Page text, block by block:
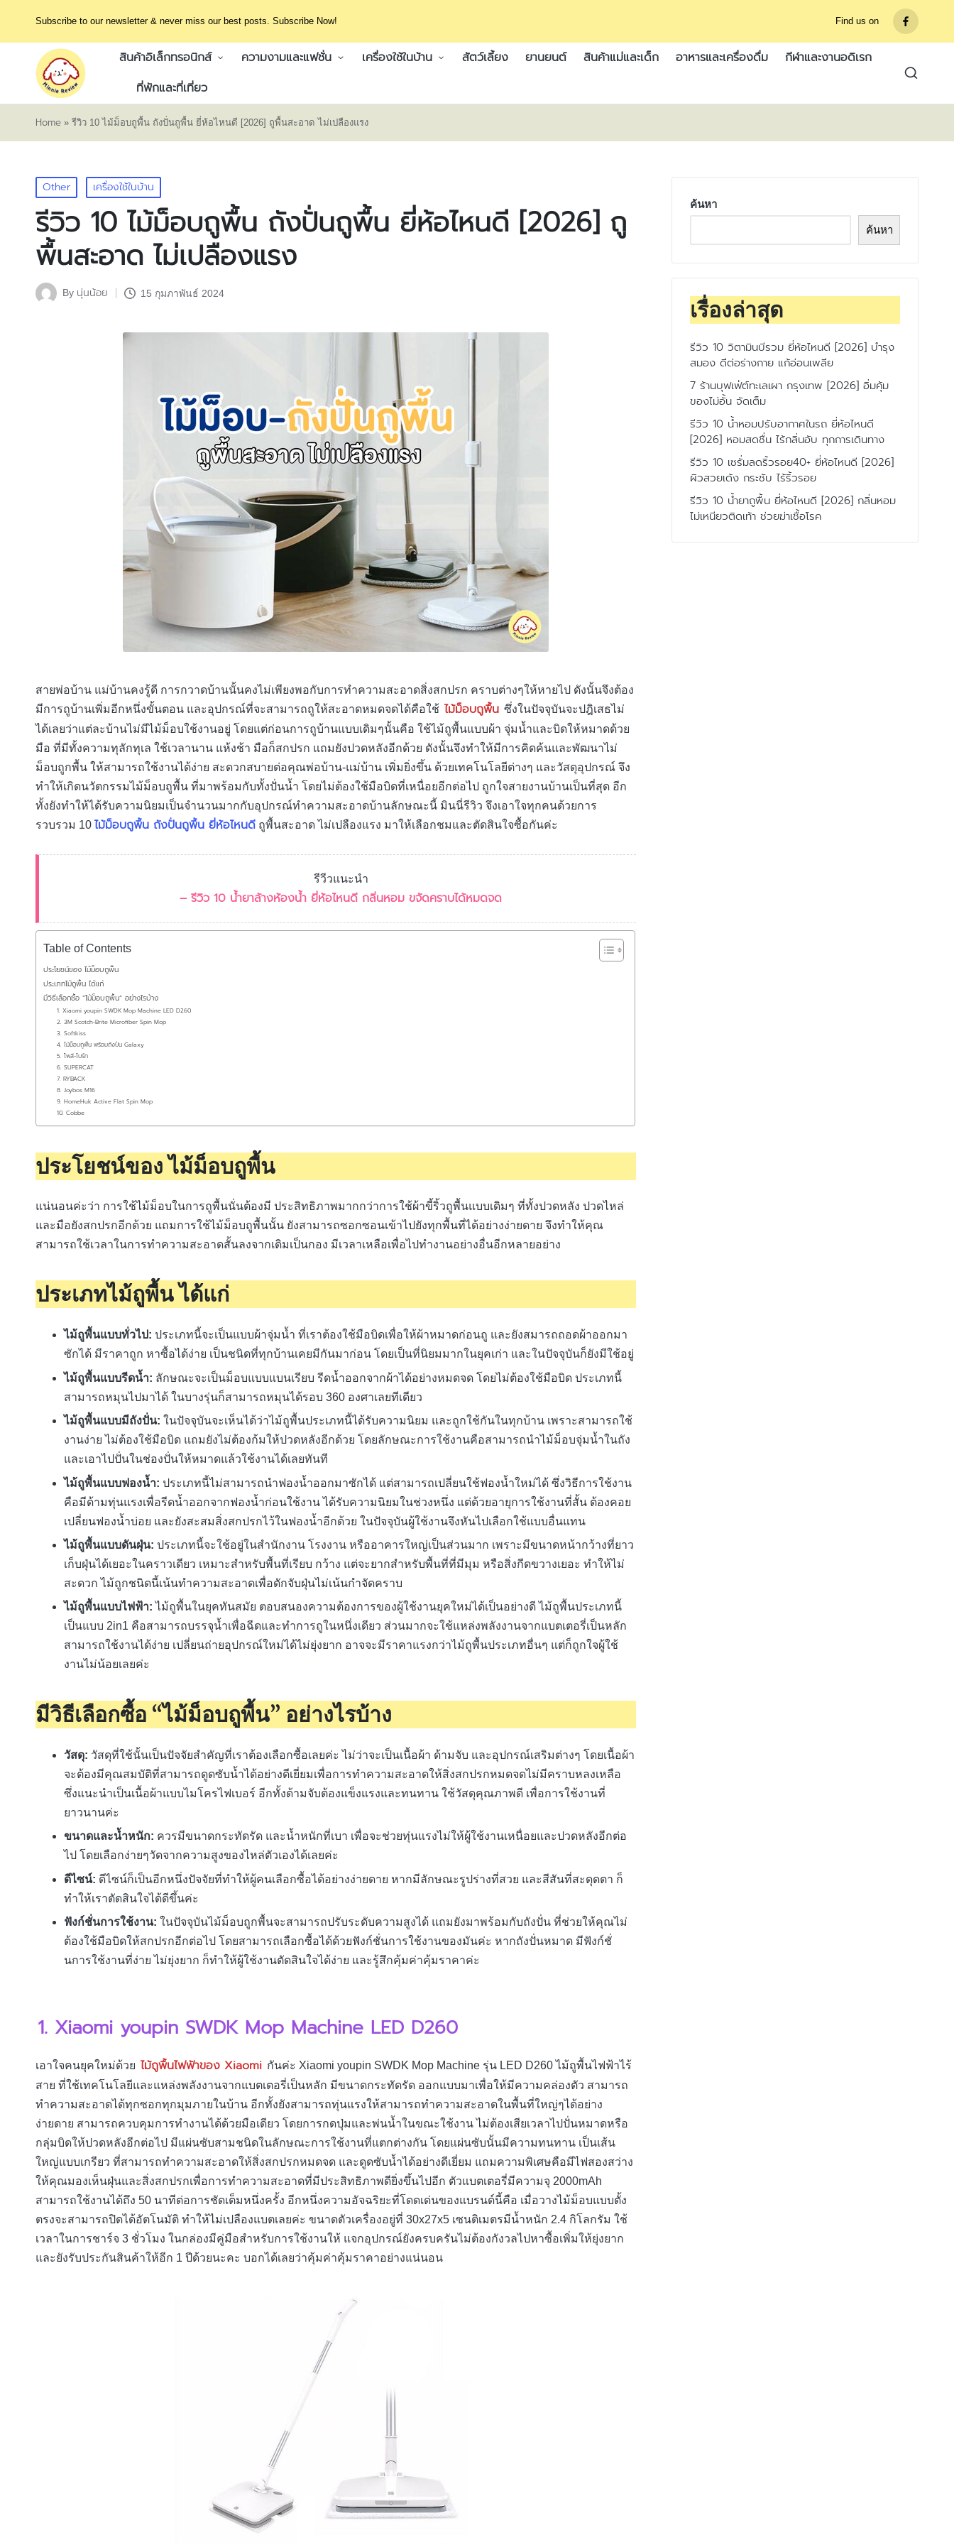
Subscribe to our newsletter & never miss our best posts. Subscribe Now! Find us on
รายการ
เมนู
สินค้าอิเล็กทรอนิกส์ ความงามและแฟชั่น เครื่องใช้ในบ้าน สัตว์เลี้ยง ยานยนต์ สินค้าแม่และเด็ก อาหารและเครื่องดื่ม
กีฬาและงานอดิเรก
ที่พักและที่เที่ยว
Home » รีวิว 10 ไม้ม็อบถูพื้น ถังปั่นถูพื้น ยี่ห้อไหนดี [2026] ถูพื้นสะอาด ไม่เปลืองแรง
Posted
in
Other เครื่องใช้ในบ้าน
รีวิว 10 ไม้ม็อบถูพื้น ถังปั่นถูพื้น ยี่ห้อไหนดี [2026] ถู
พื้นสะอาด ไม่เปลืองแรง
Posted
By นุ่นน้อย 15 กุมภาพันธ์ 2024
สายพ่อบ้าน แม่บ้านคงรู้ดี การกวาดบ้านนั้นคงไม่เพียงพอกับการทำความสะอาดสิ่งสกปรก คราบต่างๆให้หายไป ดังนั้นจึงต้อง
มีการถูบ้านเพิ่มอีกหนึ่งขั้นตอน และอุปกรณ์ที่จะสามารถถูให้สะอาดหมดจดได้คือใช้ ไม้ม็อบถูพื้น ซึ่งในปัจจุบันจะปฎิเสธไม่
ได้เลยว่าแต่ละบ้านไม่มีไม้ม็อบใช้งานอยู่ โดยแต่ก่อนการถูบ้านแบบเดิมๆนั้นคือ ใช้ไม้ถูพื้นแบบผ้า จุ่มน้ำและบิดให้หมาดด้วย
มือ ที่มีทั้งความทุลักทุเล ใช้เวลานาน แห้งช้า มือก็สกปรก แถมยังปวดหลังอีกด้วย ดังนั้นจึงทำให้มีการคิดค้นและพัฒนาไม่
ม็อบถูกพื้น ให้สามารถใช้งานได้ง่าย สะดวกสบายต่อคุณพ่อบ้าน-แม่บ้าน เพิ่มยิ่งขึ้น ด้วยเทคโนโลยีต่างๆ และวัสดุอุปกรณ์ จึง
ทำให้เกิดนวัตกรรมไม้ม็อบถูพื้น ที่มาพร้อมกับทั้งปั่นน้ำ โดยไม่ต้องใช้มือบิดที่เหนื่อยอีกต่อไป ถูกใจสายงานบ้านเป็นที่สุด อีก
ทั้งยังทำให้ได้รับความนิยมเป็นจำนวนมากกับอุปกรณ์ทำความสะอาดบ้านลักษณะนี้ มินนี่รีวิว จึงเอาใจทุกคนด้วยการ
รวบรวม 10 ไม้ม็อบถูพื้น ถังปั่นถูพื้น ยี่ห้อไหนดี ถูพื้นสะอาด ไม่เปลืองแรง มาให้เลือกชมและตัดสินใจซื้อกันค่ะ
รีวีวแนะนำ
– รีวิว 10 น้ำยาล้างห้องน้ำ ยี่ห้อไหนดี กลิ่นหอม ขจัดคราบได้หมดจด
Table of Contents
ประโยชน์ของ ไม้ม็อบถูพื้น
ประเภทไม้ถูพื้น ได้แก่
มีวิธีเลือกซื้อ “ไม้ม็อบถูพื้น” อย่างไรบ้าง
1. Xiaomi youpin SWDK Mop Machine LED D260
2. 3M Scotch-Brite Microfiber Spin Mop
3. Softkiss
4. ไม้ม็อบถูพื้น พร้อมถังปั่น Galaxy
5. โพลี-ไบร์ท
6. SUPERCAT
7. RYBACK
8. Joybos M16
9. HomeHuk Active Flat Spin Mop
10. Cobbe
ประโยชน์ของ ไม้ม็อบถูพื้น
แน่นอนค่ะว่า การใช้ไม้ม็อบในการถูพื้นนั่นต้องมี ประสิทธิภาพมากกว่าการใช้ผ้าขี้ริ้วถูพื้นแบบเดิมๆ ที่ทั้งปวดหลัง ปวดไหล่
และมือยังสกปรกอีกด้วย แถมการใช้ไม้ม็อบถูพื้นนั้น ยังสามารถซอกซอนเข้าไปยังทุกพื้นที่ได้อย่างง่ายดาย จึงทำให้คุณ
สามารถใช้เวลาในการทำความสะอาดสั้นลงจากเดิมเป็นกอง มีเวลาเหลือเพื่อไปทำงานอย่างอื่นอีกหลายอย่าง
ประเภทไม้ถูพื้น ได้แก่
ไม้ถูพื้นแบบทั่วไป: ประเภทนี้จะเป็นแบบผ้าจุ่มน้ำ ที่เราต้องใช้มือบิดเพื่อให้ผ้าหมาดก่อนถู และยังสมารถถอดผ้าออกมา
ซักได้ มีราคาถูก หาซื้อได้ง่าย เป็นชนิดที่ทุกบ้านเคยมีกันมาก่อน โดยเป็นที่นิยมมากในยุคเก่า และในปัจจุบันก็ยังมีใช้อยู่
ไม้ถูพื้นแบบรีดน้ำ: ลักษณะจะเป็นม็อบแบบแบนเรียบ รีดน้ำออกจากผ้าได้อย่างหมดจด โดยไม่ต้องใช้มือบิด ประเภทนี้
สามารถหมุนไปมาได้ ในบางรุ่นก็สามารถหมุนได้รอบ 360 องศาเลยทีเดียว
ไม้ถูพื้นแบบมีถังปั่น: ในปัจจุบันจะเห็นได้ว่าไม้ถูพื้นประเภทนี้ได้รับความนิยม และถูกใช้กันในทุกบ้าน เพราะสามารถใช้
งานง่าย ไม่ต้องใช้มือบิด แถมยังไม่ต้องก้มให้ปวดหลังอีกด้วย โดยลักษณะการใช้งานคือสามารถนำไม้ม็อบจุ่มน้ำในถัง
และเอาไปปั่นในช่องปั่นให้หมาดแล้วใช้งานได้เลยทันที
ไม้ถูพื้นแบบฟองน้ำ: ประเภทนี้ไม่สามารถนำฟองน้ำออกมาซักได้ แต่สามารถเปลี่ยนใช้ฟองน้ำใหม่ได้ ซึ่งวิธีการใช้งาน
คือมีด้ามทุ่นแรงเพื่อรีดน้ำออกจากฟองน้ำก่อนใช้งาน ได้รับความนิยมในช่วงหนึ่ง แต่ด้วยอายุการใช้งานที่สั้น ต้องคอย
เปลี่ยนฟองน้ำบ่อย และยังสะสมสิ่งสกปรกไว้ในฟองน้ำอีกด้วย ในปัจจุบันผู้ใช้งานจึงหันไปเลือกใช้แบบอื่นแทน
ไม้ถูพื้นแบบดันฝุ่น: ประเภทนี้จะใช้อยู่ในสำนักงาน โรงงาน หรืออาคารใหญ่เป็นส่วนมาก เพราะมีขนาดหน้ากว้างที่ยาว
เก็บฝุ่นได้เยอะในคราวเดียว เหมาะสำหรับพื้นที่เรียบ กว้าง แต่จะยากสำหรับพื้นที่ที่มีมุม หรือสิ่งกีดขวางเยอะ ทำให้ไม่
สะดวก ไม้ถูกชนิดนี้เน้นทำความสะอาดเพื่อดักจับฝุ่นไม่เน้นกำจัดคราบ
ไม้ถูพื้นแบบไฟฟ้า:ไม้ถูพื้นในยุคทันสมัย ตอบสนองความต้องการของผู้ใช้งานยุคใหม่ได้เป็นอย่างดี ไม้ถูพื้นประเภทนี้
เป็นแบบ 2in1 คือสามารถบรรจุน้ำเพื่อฉีดและทำการถูในหนึ่งเดียว ส่วนมากจะใช้แหล่งพลังงานจากแบตเตอรี่เป็นหลัก
สามารถใช้งานได้ง่าย เปลี่ยนถ่ายอุปกรณ์ใหม่ได้ไม่ยุ่งยาก อาจจะมีราคาแรงกว่าไม้ถูพื้นประเภทอื่นๆ แต่ก็ถูกใจผู้ใช้
งานไม่น้อยเลยค่ะ
มีวิธีเลือกซื้อ “ไม้ม็อบถูพื้น” อย่างไรบ้าง
วัสดุ: วัสดุที่ใช้นั้นเป็นปัจจัยสำคัญที่เราต้องเลือกซื้อเลยค่ะ ไม่ว่าจะเป็นเนื้อผ้า ด้ามจับ และอุปกรณ์เสริมต่างๆ โดยเนื้อผ้า
จะต้องมีคุณสมบัติที่สามารถดูดซับน้ำได้อย่างดีเยี่ยมเพื่อการทำความสะอาดให้สิ่งสกปรกหมดจดไม่มีคราบหลงเหลือ
ซึ่งแนะนำเป็นเนื้อผ้าแบบไมโครไฟเบอร์ อีกทั้งด้ามจับต้องแข็งแรงและทนทาน ใช้วัสดุคุณภาพดี เพื่อการใช้งานที่
ยาวนานค่ะ
ขนาดและน้ำหนัก: ควรมีขนาดกระทัดรัด และน้ำหนักที่เบา เพื่อจะช่วยทุ่นแรงไม่ให้ผู้ใช้งานเหนื่อยและปวดหลังอีกต่อ
ไป โดยเลือกง่ายๆวัดจากความสูงของไหล่ตัวเองได้เลยค่ะ
ดีไซน์: ดีไซน์ก็เป็นอีกหนึ่งปัจจัยที่ทำให้ผู้คนเลือกซื้อได้อย่างง่ายดาย หากมีลักษณะรูปร่างที่สวย และสีสันที่สะดุดตา ก็
ทำให้เราตัดสินใจได้ดีขึ้นค่ะ
ฟังก์ชั่นการใช้งาน: ในปัจจุบันไม้ม็อบถูกพื้นจะสามารถปรับระดับความสูงได้ แถมยังมาพร้อมกับถังปั่น ที่ช่วยให้คุณไม่
ต้องใช้มือบิดให้สกปรกอีกต่อไป โดยสามารถเลือกซื้อได้ด้วยฟังก์ชั่นการใช้งานของมันค่ะ หากถังปั่นหมาด มีฟังก์ชั่
นการใช้งานที่ง่าย ไม่ยุ่งยาก ก็ทำให้ผู้ใช้งานตัดสินใจได้ง่าย และรู้สึกคุ้มค่าคุ้มราคาค่ะ
1. Xiaomi youpin SWDK Mop Machine LED D260
เอาใจคนยุคใหม่ด้วย ไม้ถูพื้นไฟฟ้าของ Xiaomi กันค่ะ Xiaomi youpin SWDK Mop Machine รุ่น LED D260 ไม้ถูพื้นไฟฟ้าไร้
สาย ที่ใช้เทคโนโลยีและแหล่งพลังงานจากแบตเตอรี่เป็นหลัก มีขนาดกระทัดรัด ออกแบบมาเพื่อให้มีความคล่องตัว สามารถ
ทำความสะอาดได้ทุกซอกทุกมุมภายในบ้าน อีกทั้งยังสามารถทุ่นแรงให้สามารถทำความสะอาดในพื้นที่ใหญ่ๆได้อย่าง
ง่ายดาย สามารถควบคุมการทำงานได้ด้วยมือเดียว โดยการกดปุ่มและพ่นน้ำในขณะใช้งาน ไม่ต้องเสียเวลาไปปั่นหมาดหรือ
กลุ่มบิดให้ปวดหลังอีกต่อไป มีแผ่นซับสามชนิดในลักษณะการใช้งานที่แตกต่างกัน โดยแผ่นซับนั้นมีความทนทาน เป็นเส้น
ใหญ่แบบเกรียว ที่สามารถทำความสะอาดให้สิ่งสกปรกหมดจด และดูดซับน้ำได้อย่างดีเยี่ยม แถมความพิเศษคือมีไฟสองสว่าง
ให้คุณมองเห็นฝุ่นและสิ่งสกปรกเพื่อการทำความสะอาดที่มีประสิทธิภาพดียิ่งขึ้นไปอีก ตัวแบตเตอรี่มีความจุ 2000mAh
สามารถใช้งานได้ถึง 50 นาทีต่อการชัดเต็มหนึ่งครั้ง อีกหนึ่งความอัจฉริยะที่โดดเด่นของแบรนด์นี้คือ เมื่อวางไม้ม็อบแบบตั้ง
ตรงจะสามารถปิดได้อัตโนมัติ ทำให้ไม่เปลืองแบตเลยค่ะ ขนาดตัวเครื่องอยู่ที่ 30x27x5 เซนติเมตรมีน้ำหนัก 2.4 กิโลกรัม ใช้
เวลาในการชาร์จ 3 ชั่วโมง ในกล่องมีคู่มือสำหรับการใช้งานให้ แจกอุปกรณ์ยังครบครันไม่ต้องกังวลไปหาซื้อเพิ่มให้ยุ่งยาก
และยังรับประกันสินค้าให้อีก 1 ปีด้วยนะคะ บอกได้เลยว่าคุ้มค่าคุ้มราคาอย่างแน่นอน
ค้นหา
ค้นหา
เรื่องล่าสุด
รีวิว 10 วิตามินบีรวม ยี่ห้อไหนดี [2026] บำรุง
สมอง ดีต่อร่างกาย แก้อ่อนเพลีย
7 ร้านบุฟเฟ่ต์ทะเลเผา กรุงเทพ [2026] อิ่มคุ้ม
ของไม่อั้น จัดเต็ม
รีวิว 10 น้ำหอมปรับอากาศในรถ ยี่ห้อไหนดี
[2026] หอมสดชื่น ไร้กลิ่นอับ ทุกการเดินทาง
รีวิว 10 เซรั่มลดริ้วรอย40+ ยี่ห้อไหนดี [2026]
ผิวสวยเด้ง กระชับ ไร้ริ้วรอย
รีวิว 10 น้ำยาถูพื้น ยี่ห้อไหนดี [2026] กลิ่นหอม
ไม่เหนียวติดเท้า ช่วยฆ่าเชื้อโรค